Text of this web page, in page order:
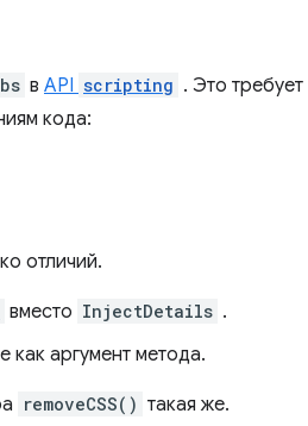
в API scripting . Это требует
кода:
отличий.
вместо InjectDetails .
как аргумент метода.
removeCSS() такая же.